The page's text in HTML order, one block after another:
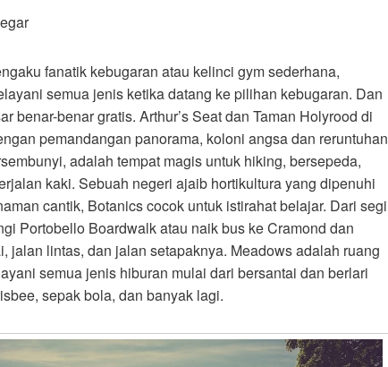
fanatik kebugaran atau kelinci gym sederhana,
semua jenis ketika datang ke pilihan kebugaran. Dan
benar-benar gratis. Arthur’s Seat dan Taman Holyrood di
pemandangan panorama, koloni angsa dan reruntuhan
adalah tempat magis untuk hiking, bersepeda,
kaki. Sebuah negeri ajaib hortikultura yang dipenuhi
cantik, Botanics cocok untuk istirahat belajar. Dari segi
Portobello Boardwalk atau naik bus ke Cramond dan
jalan lintas, dan jalan setapaknya. Meadows adalah ruang
semua jenis hiburan mulai dari bersantai dan berlari
sepak bola, dan banyak lagi.